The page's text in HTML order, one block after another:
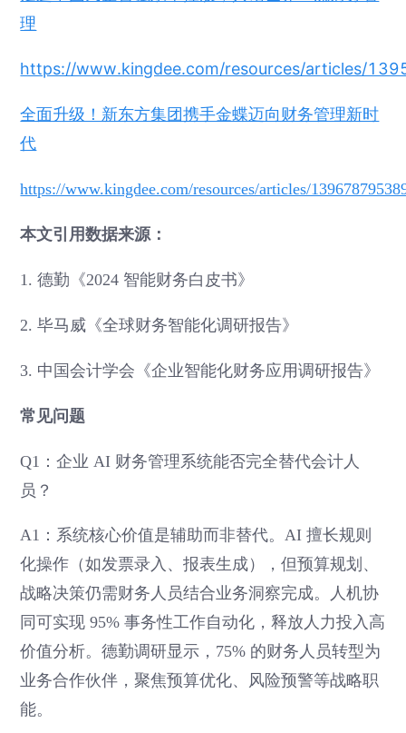
理
https://www.kingdee.com/resources/articles/
全面升级！新东方集团携手金蝶迈向财务管理新时
代
https://www.kingdee.com/resources/articles/
本文引用数据来源：
1. 德勤《2024 智能财务白皮书》
2. 毕马威《全球财务智能化调研报告》
3. 中国会计学会《企业智能化财务应用调研报告》
常见问题
Q1：企业 AI 财务管理系统能否完全替代会计人
员？
A1：系统核心价值是辅助而非替代。AI 擅长规则
化操作（如发票录入、报表生成），但预算规划、
战略决策仍需财务人员结合业务洞察完成。人机协
同可实现 95% 事务性工作自动化，释放人力投入高
价值分析。德勤调研显示，75% 的财务人员转型为
业务合作伙伴，聚焦预算优化、风险预警等战略职
能。